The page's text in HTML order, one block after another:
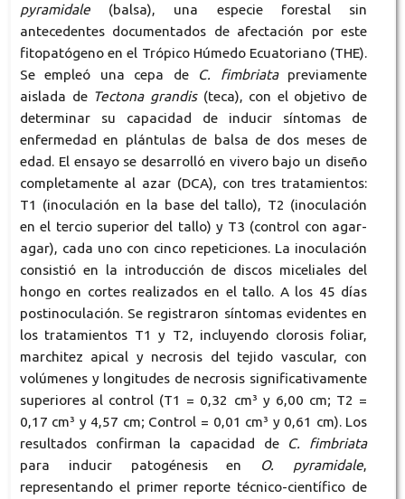
pyramidale(balsa), una especie forestal sin
antecedentes documentados de afectación por este
fitopatógeno en el Trópico Húmedo Ecuatoriano (THE).
Se empleó una cepa de
C. fimbriatapreviamente
aislada de Tectona grandis(teca), con el objetivo de
determinar su capacidad de inducir síntomas de
enfermedad en plántulas de balsa de dos meses de
edad. El ensayo se desarrolló en vivero bajo un diseño
completamente al azar (DCA), con tres tratamientos:
T1 (inoculación en la base del tallo), T2 (inoculación
en el tercio superior del tallo) y T3 (control con agar-
agar), cada uno con cinco repeticiones. La inoculación
consistió en la introducción de discos miceliales del
hongo en cortes realizados en el tallo. A los 45 días
postinoculación. Se registraron síntomas evidentes en
los tratamientos T1 y T2, incluyendo clorosis foliar,
marchitez apical y necrosis del tejido vascular, con
volúmenes y longitudes de necrosis significativamente
superiores al control (T1 = 0,32 cm³ y 6,00 cm; T2 =
0,17 cm³ y 4,57 cm; Control = 0,01 cm³ y 0,61 cm). Los
resultados confirman la capacidad de C. fimbriata
para inducir patogénesis en
O. pyramidale,
representando el primer reporte técnico-científico de